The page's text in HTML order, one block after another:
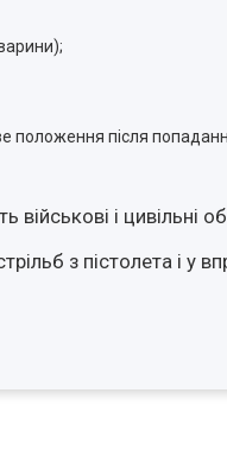
положення після
військові і цивільні
з пістолета і у